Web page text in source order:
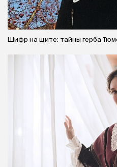
Шифр на щите: тайны герба